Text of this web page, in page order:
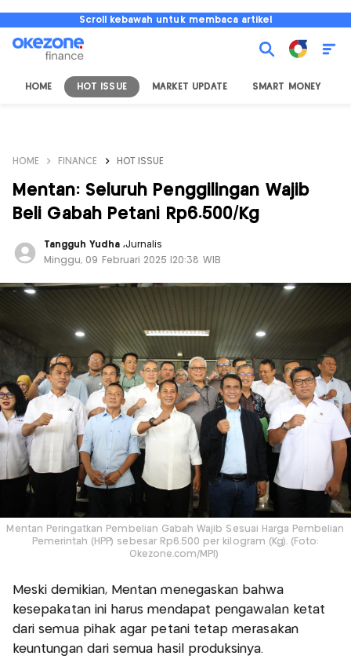
Scroll kebawah untuk membaca artikel
HOME HOT ISSUE MARKET UPDATE SMART MONEY
HOME FINANCE HOT ISSUE
Mentan: Seluruh Penggilingan Wajib
Beli Gabah Petani Rp6.500/Kg
Tangguh Yudha ,Jurnalis
Minggu, 09 Februari 2025 |20:38 WIB
Mentan Peringatkan Pembelian Gabah Wajib Sesuai Harga Pembelian
Pemerintah (HPP) sebesar Rp6.500 per kilogram (Kg). (Foto:
Okezone.com/MPI)
Meski demikian, Mentan menegaskan bahwa
kesepakatan ini harus mendapat pengawalan ketat
dari semua pihak agar petani tetap merasakan
keuntungan dari semua hasil produksinya.